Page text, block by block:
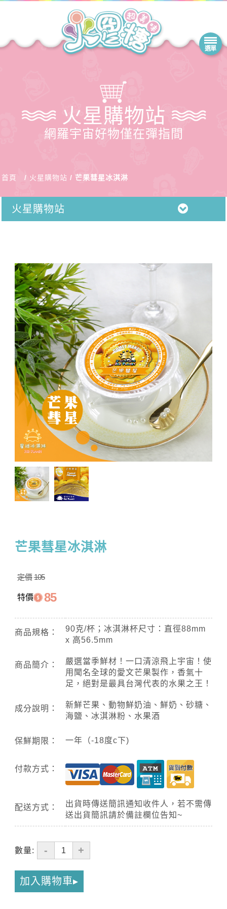
火星購物站
網羅宇宙好物僅在彈指間
首頁 火星購物站 芒果彗星冰淇淋
火星購物站
芒果彗星冰淇淋
定價105
特價 85
商品規格：
90克/杯；冰淇淋杯尺寸：直徑88mm
x 高56.5mm
商品簡介：
嚴選當季鮮材！一口清涼飛上宇宙！使
用聞名全球的愛文芒果製作，香氣十
足，絕對是最具台灣代表的水果之王！
成分說明：
新鮮芒果、動物鮮奶油、鮮奶、砂糖、
海鹽、冰淇淋粉、水果酒
保鮮期限： 一年（-18度c下)
付款方式：
配送方式：
出貨時傳送簡訊通知收件人，若不需傳
送出貨簡訊請於備註欄位告知~
數量: - +
加入購物車